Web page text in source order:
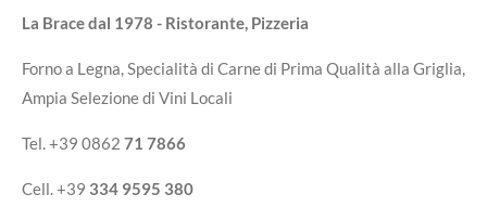
La Brace dal 1978 - Ristorante, Pizzeria
Forno a Legna, Specialità di Carne di Prima Qualità alla Griglia,
Ampia Selezione di Vini Locali
Tel. +39 0862 71 7866
Cell. +39 334 9595 380